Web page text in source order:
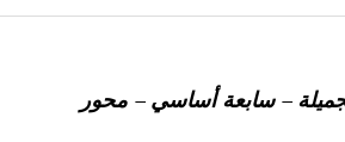
– سابعة أساسي – محور